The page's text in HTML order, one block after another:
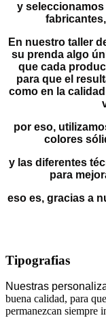
y
En nuestro taller
su prenda algo
que cada
para que el
como en la
por eso,
colores
y las diferentes
para
eso es, gracias a
Tipografias
Nuestras
buena calidad, para
permanezcan siempre